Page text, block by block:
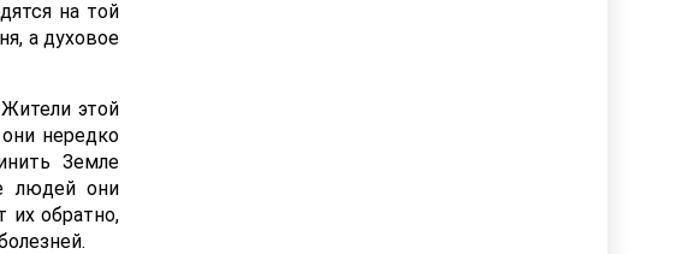
на той
а духовое
этой
нередко
Земле
людей они
их обратно,